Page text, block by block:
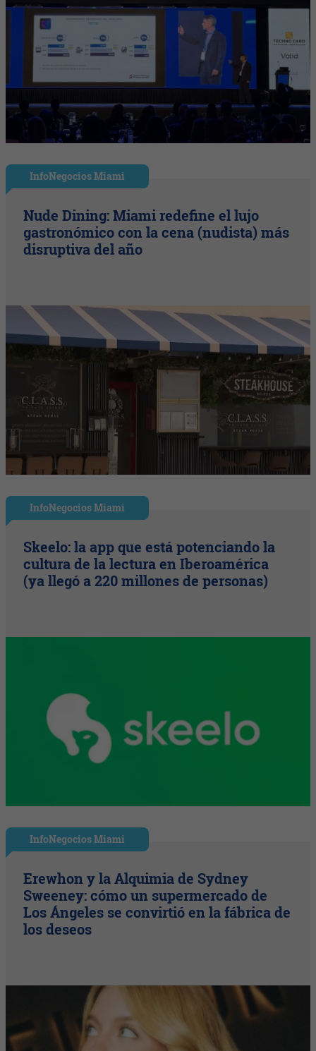
InfoNegocios Miami
Nude Dining: Miami redefine el lujo
gastronómico con la cena (nudista) más
disruptiva del año
InfoNegocios Miami
Skeelo: la app que está potenciando la
cultura de la lectura en Iberoamérica
(ya llegó a 220 millones de personas)
InfoNegocios Miami
Erewhon y la Alquimia de Sydney
Sweeney: cómo un supermercado de
Los Ángeles se convirtió en la fábrica de
los deseos